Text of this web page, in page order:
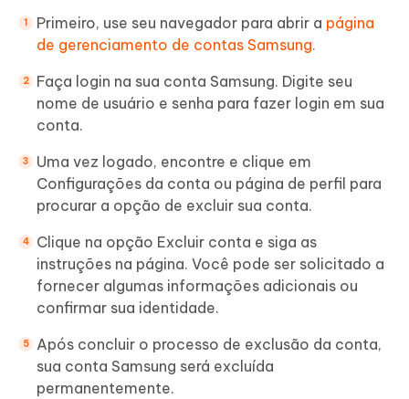
Primeiro, use seu navegador para abrir a página
de gerenciamento de contas Samsung.
Faça login na sua conta Samsung. Digite seu
nome de usuário e senha para fazer login em sua
conta.
Uma vez logado, encontre e clique em
Configurações da conta ou página de perfil para
procurar a opção de excluir sua conta.
Clique na opção Excluir conta e siga as
instruções na página. Você pode ser solicitado a
fornecer algumas informações adicionais ou
confirmar sua identidade.
Após concluir o processo de exclusão da conta,
sua conta Samsung será excluída
permanentemente.